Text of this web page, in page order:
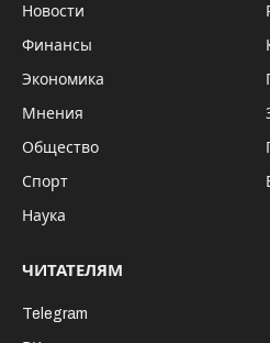
Новости
Финансы
Экономика
Мнения
Общество
Спорт
Наука
ЧИТАТЕЛЯМ
Telegram